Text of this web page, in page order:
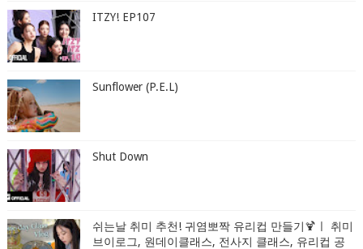
ITZY! EP107
Sunflower (P.E.L)
Shut Down
쉬는날 취미 추천! 귀염뽀짝 유리컵 만들기🍹ㅣ 취미
브이로그, 원데이클래스, 전사지 클래스, 유리컵 공